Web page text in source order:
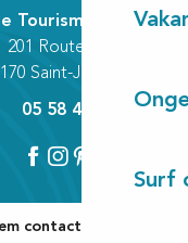
Surf
contact met ons op
Tourisme
201 Route des Lacs
Saint-Julien-en-Born
05 58 42 89 80